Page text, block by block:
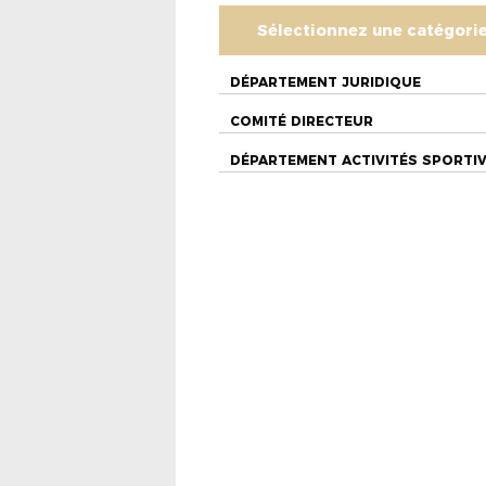
Sélectionnez une
DÉPARTEMENT JURIDIQUE
COMITÉ DIRECTEUR
DÉPARTEMENT ACTIVITÉS